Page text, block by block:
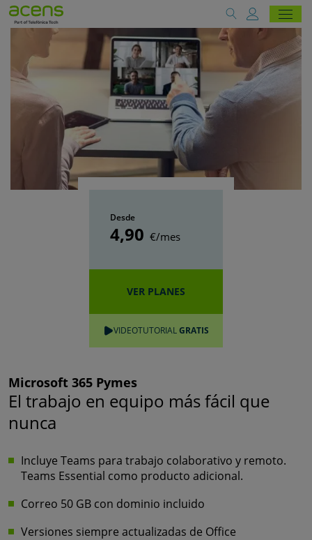
Desde
4,90 €/mes
VER PLANES
VIDEOTUTORIALGRATIS
Microsoft 365 Pymes
El trabajo en equipo más fácil que
nunca
Incluye Teams para trabajo colaborativo y remoto.
Teams Essential como producto adicional.
Correo 50 GB con dominio incluido
Versiones siempre actualizadas de Office